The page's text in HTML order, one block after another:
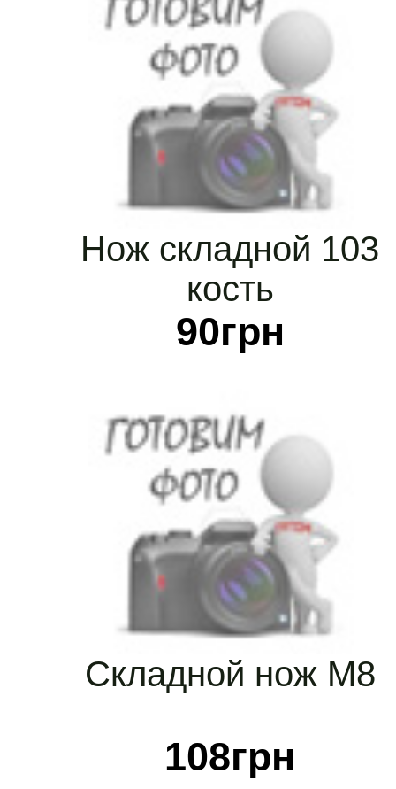
90грн
Нож складной 103
кость
108грн
Складной нож М8